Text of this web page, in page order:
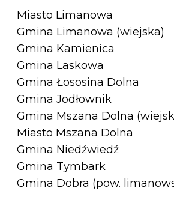
Limanowa
Limanowa (wiejska)
Kamienica
Laskowa
Łososina Dolna
Jodłownik
Mszana Dolna
Mszana Dolna
Niedźwiedź
Tymbark
Dobra (pow.